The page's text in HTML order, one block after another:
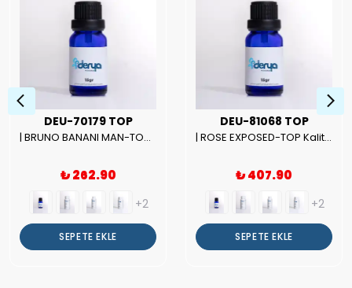
DEU-70179 TOP
| BRUNO BANANI MAN-TOP Kalite Erkek Parfüm Esansı.|
₺ 262.90
+2
SEPETE EKLE
DEU-81068 TOP
| ROSE EXPOSED-TOP Kalite Unısex Parfüm Esansı.|
₺ 407.90
+2
SEPETE EKLE